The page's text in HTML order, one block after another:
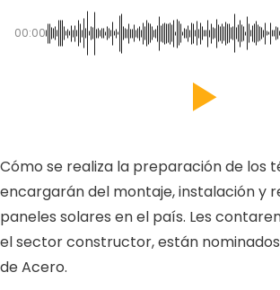
00:00
Cómo se realiza la preparación de los
encargarán del montaje, instalación y
paneles solares en el país. Les
el sector constructor, están nominados
de Acero.